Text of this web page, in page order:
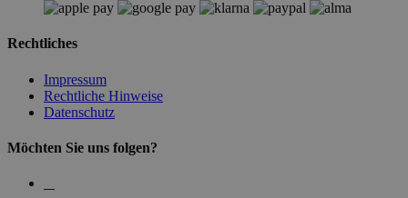
Rechtliches
Impressum
Rechtliche Hinweise
Datenschutz
Möchten Sie uns folgen?